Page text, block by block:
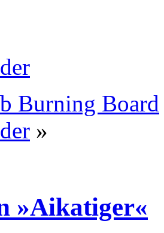
Burning Board
»
»Aikatiger«